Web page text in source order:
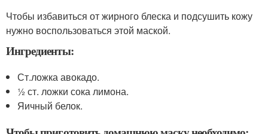
Чтобы избавиться от жирного блеска и подсушить кожу
нужно воспользоваться этой маской.
Ингредиенты:
Ст.ложка авокадо.
½ ст. ложки сока лимона.
Яичный белок.